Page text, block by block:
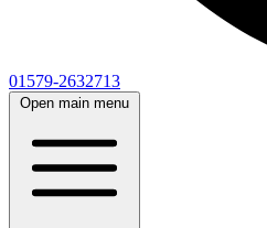
01579-2632713
Open main menu